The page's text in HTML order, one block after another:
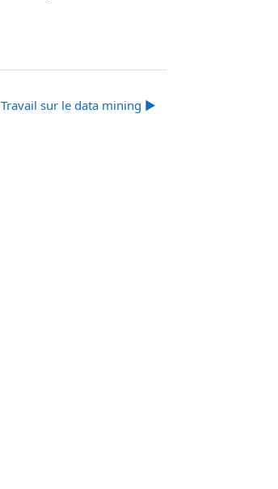
Travail sur le data mining ▶︎